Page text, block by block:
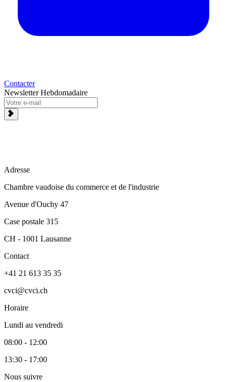
Contacter
Newsletter Hebdomadaire
Adresse
Chambre vaudoise du commerce et de l'industrie
Avenue d'Ouchy 47
Case postale 315
CH - 1001 Lausanne
Contact
+41 21 613 35 35
cvci@cvci.ch
Horaire
Lundi au vendredi
08:00 - 12:00
13:30 - 17:00
Nous suivre